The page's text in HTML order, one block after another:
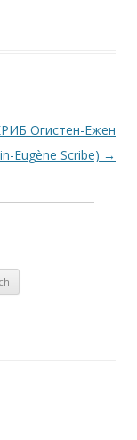
Огистен-Ежен
Eugène Scribe) →